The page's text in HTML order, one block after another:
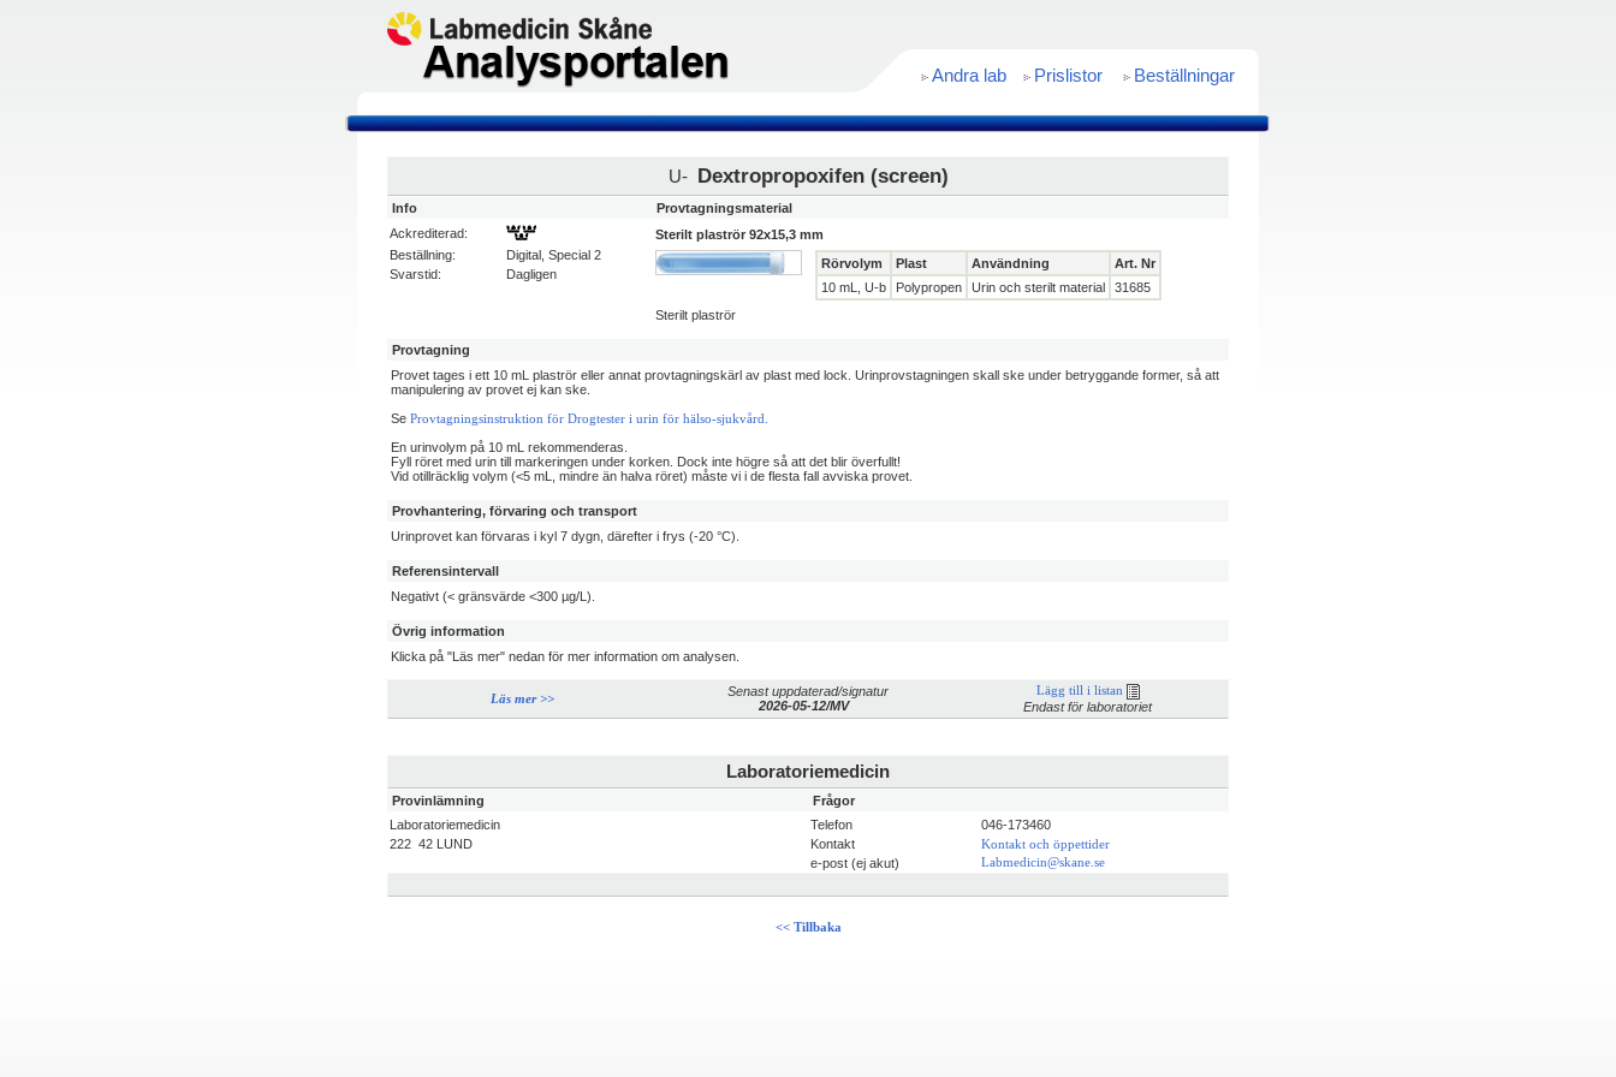
Andra lab Prislistor Beställningar
U- Dextropropoxifen (screen)
Info
Ackrediterad:
Beställning:
Digital, Special 2
Svarstid:
Dagligen
Provtagningsmaterial
Sterilt plaströr 92x15,3 mm
Rörvolym
Plast Användning
Art. Nr
10 mL, U-b
Polypropen Urin och sterilt material
31685
Sterilt plaströr
Provtagning
Provet tages i ett 10 mL plaströr eller annat provtagningskärl av plast med lock. Urinprovstagningen skall ske under betryggande former, så att
manipulering av provet ej kan ske.
Se Provtagningsinstruktion för Drogtester i urin för hälso-sjukvård.
En urinvolym på 10 mL rekommenderas.
Fyll röret med urin till markeringen under korken. Dock inte högre så att det blir överfullt!
Vid otillräcklig volym (<5 mL, mindre än halva röret) måste vi i de flesta fall avviska provet.
Provhantering, förvaring och transport
Urinprovet kan förvaras i kyl 7 dygn, därefter i frys (-20 °C).
Referensintervall
Negativt (< gränsvärde <300 µg/L).
Övrig information
Klicka på "Läs mer" nedan för mer information om analysen.
Läs mer >>
Senast uppdaterad/signatur
2026-05-12/MV
Lägg till i listan
Endast för laboratoriet
Laboratoriemedicin
Provinlämning
Laboratoriemedicin
222 42 LUND
Frågor
Telefon
046-173460
Kontakt
Kontakt och öppettider
e-post (ej akut) Labmedicin@skane.se
<< Tillbaka